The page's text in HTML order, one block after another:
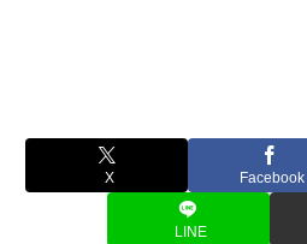
X Facebook
LINE